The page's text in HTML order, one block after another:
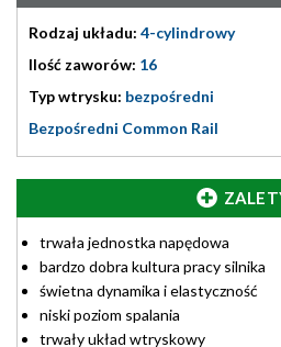
Rodzaj układu: 4-cylindrowy
Ilość zaworów: 16
Typ wtrysku: bezpośredni
Bezpośredni Common Rail
trwała jednostka napędowa
bardzo dobra kultura pracy silnika
świetna dynamika i elastyczność
niski poziom spalania
trwały układ wtryskowy